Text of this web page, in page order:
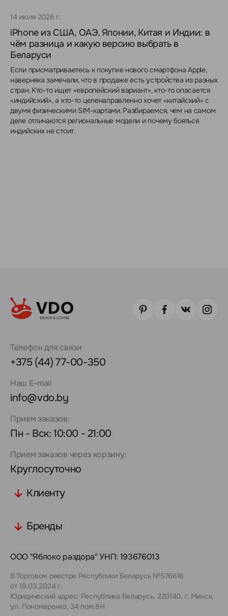
14 июля 2026 г.
iPhone из США, ОАЭ, Японии, Китая и Индии: в
чём разница и какую версию выбрать в
Беларуси
Если присматриваетесь к покупке нового смартфона Apple,
наверняка замечали, что в продаже есть устройства из разных
стран. Кто-то ищет «европейский вариант», кто-то опасается
«индийский», а кто-то целенаправленно хочет «китайский» с
двумя физическими SIM-картами. Разбираемся, чем на самом
деле отличаются региональные модели и почему бояться
индийских не стоит.
Телефон для связи
+375 (44) 77-00-350
Наш E-mail
info@vdo.by
Прием заказов:
Пн - Вск: 10:00 - 21:00
Прием заказов через корзину:
Круглосуточно
Клиенту
Бренды
ООО "Яблоко раздора" УНП: 193676013
В Торговом реестре Республики Беларусь №576616
от 19.03.2024 г.
Юридический адрес: Республика Беларусь, 220140, г. Минск,
ул. Пономаренко, 34 пом.8Н